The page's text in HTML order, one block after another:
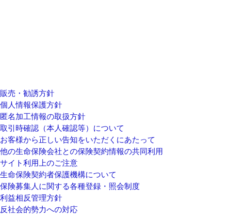
販売・勧誘方針
個人情報保護方針
匿名加工情報の取扱方針
取引時確認（本人確認等）について
お客様から正しい告知をいただくにあたって
他の生命保険会社との保険契約情報の共同利用
サイト利用上のご注意
生命保険契約者保護機構について
保険募集人に関する各種登録・照会制度
利益相反管理方針
反社会的勢力への対応